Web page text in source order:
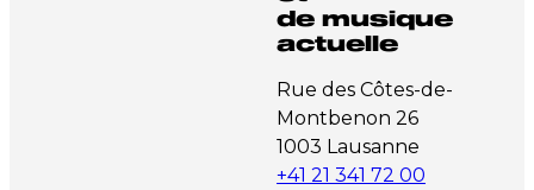
de musique
actuelle
Rue des Côtes-de-
Montbenon 26
1003 Lausanne
+41 21 341 72 00